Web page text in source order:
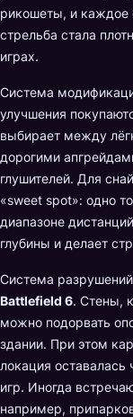
рикошеты, и каждое
стрельба стала
играх.
Система
улучшения
выбирает между
дорогими
глушителей. Для
«sweet spot»: одно
диапазоне
глубины и делает
Система
Battlefield 6. Стены,
можно подорвать
здании. При этом
локация
игр. Иногда
например,